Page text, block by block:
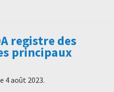
registre des
principaux
4 août 2023.